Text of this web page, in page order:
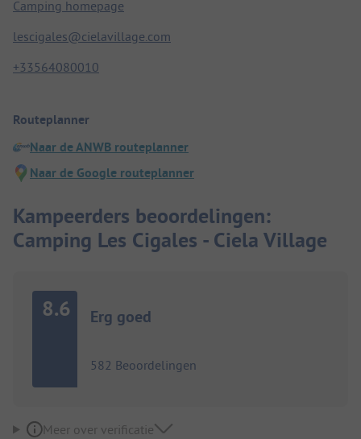
Camping homepage
lescigales@cielavillage.com
+33564080010
Routeplanner
Naar de ANWB routeplanner
Naar de Google routeplanner
Kampeerders beoordelingen:
Camping Les Cigales - Ciela Village
8.6 Erg goed
582 Beoordelingen
Meer over verificatie